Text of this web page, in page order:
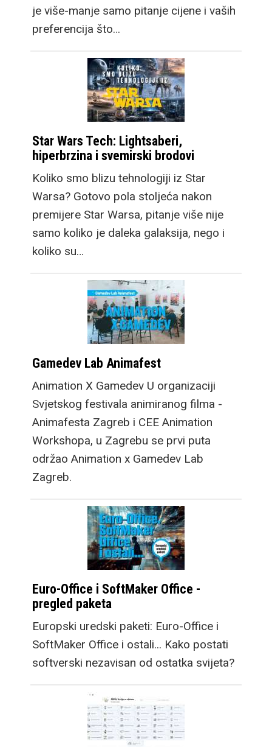
je više-manje samo pitanje cijene i vaših
preferencija što…
Star Wars Tech: Lightsaberi,
hiperbrzina i svemirski brodovi
Koliko smo blizu tehnologiji iz Star
Warsa? Gotovo pola stoljeća nakon
premijere Star Warsa, pitanje više nije
samo koliko je daleka galaksija, nego i
koliko su…
Gamedev Lab Animafest
Animation X Gamedev U organizaciji
Svjetskog festivala animiranog filma -
Animafesta Zagreb i CEE Animation
Workshopa, u Zagrebu se prvi puta
održao Animation x Gamedev Lab
Zagreb.
Euro-Office i SoftMaker Office -
pregled paketa
Europski uredski paketi: Euro-Office i
SoftMaker Office i ostali... Kako postati
softverski nezavisan od ostatka svijeta?